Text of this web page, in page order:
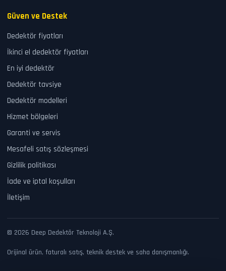
Güven ve Destek
Dedektör fiyatları
İkinci el dedektör fiyatları
En iyi dedektör
Dedektör tavsiye
Dedektör modelleri
Hizmet bölgeleri
Garanti ve servis
Mesafeli satış sözleşmesi
Gizlilik politikası
İade ve iptal koşulları
İletişim
© 2026 Deep Dedektör Teknoloji A.Ş.
Orijinal ürün, faturalı satış, teknik destek ve saha danışmanlığı.